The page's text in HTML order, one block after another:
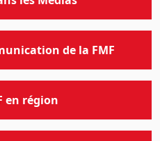
de la FMF
en région